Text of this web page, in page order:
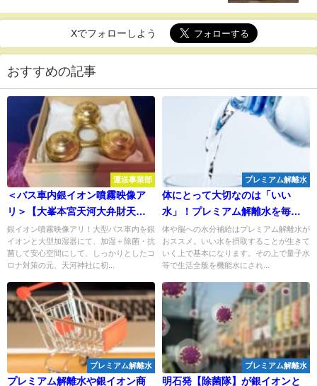
Xでフォローしよう
おすすめの記事
運送事業部
＜バス車内銀イオン噴霧映像ア
リ＞【大峯本宮天河大弁財天
社】へ初参り コロナ対策は銀
イオンと大型加湿器で加湿＆除
菌と抗菌！
銀イオン噴霧映像アリ！大型バス車内を銀
イオンと大型加湿器にて、加湿＋除菌・抗
菌して安心空間にして、しっかりとしたコ
ロナ対策の元、天河神社に初...
プレミアム解離水
体にとって大切なのは「いい
水」！プレミアム解離水を毎日
しっかり飲むことで健康維持
を！
体や脳への水分補給はプレミアム解離水が
おススメ。いい水を摂取することが生きて
いく上で基本になります。その上で量子水
等で生活全般を機能水にされ...
プレミアム解離水
プレミアム解離水や銀イオン商
プレミアム解離水
明石発【除菌隊】が銀イオンと